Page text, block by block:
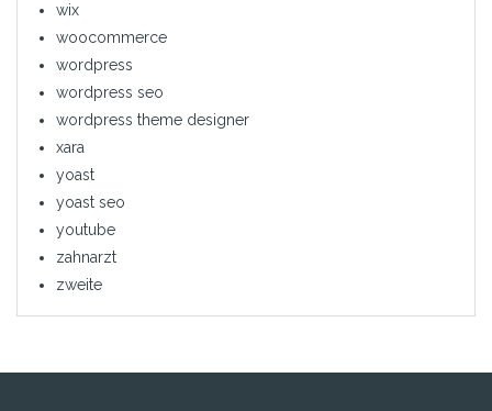
wix
woocommerce
wordpress
wordpress seo
wordpress theme designer
xara
yoast
yoast seo
youtube
zahnarzt
zweite